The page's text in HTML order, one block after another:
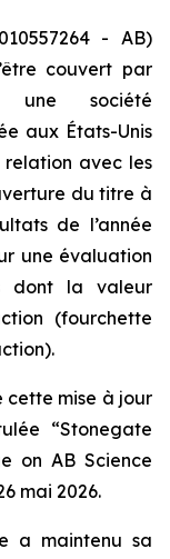
- AB)
couvert par
une société
aux États-Unis
avec les
du titre à
de l’année
une évaluation
dont la valeur
(fourchette
cette mise à jour
“Stonegate
on AB Science
mai 2026.
a maintenu sa